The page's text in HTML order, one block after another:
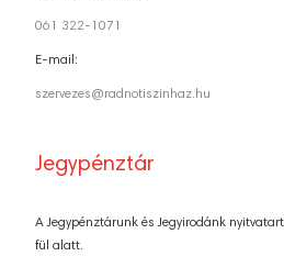
061 322-1071
E-mail:
szervezes@radnotiszinhaz.hu
Jegypénztár
A Jegypénztárunk és Jegyirodánk
fül alatt.